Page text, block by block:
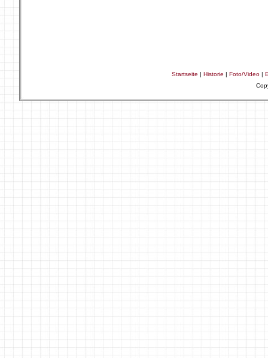
Startseite | Historie | Foto/Video |